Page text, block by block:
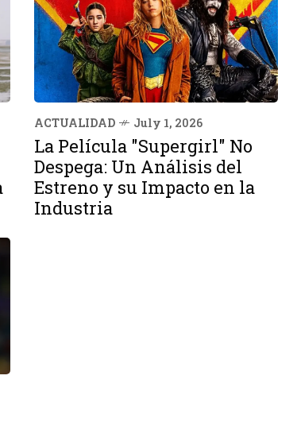
ACTUALIDAD July 1, 2026
La Película "Supergirl" No
Despega: Un Análisis del
Estreno y su Impacto en la
Industria